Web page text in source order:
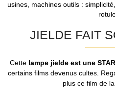
usines, machines outils :
JIELDE FAIT
Cette lampe jielde est une STAR
certains films devenus cultes.
plus ce film de